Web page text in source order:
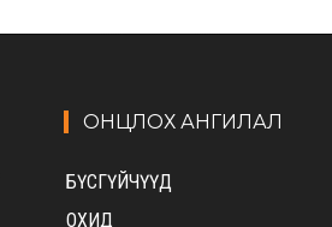
ОНЦЛОХ АНГИЛАЛ
БҮСГҮЙЧҮҮД
ОХИД